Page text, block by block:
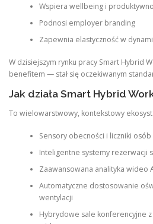
Wspiera wellbeing i
Podnosi employer branding
Zapewnia elastyczność w
W dzisiejszym rynku pracy Smart Hybrid
benefitem — stał się oczekiwanym
Jak działa Smart Hybrid
To wielowarstwowy, kontekstowy
Sensory obecności i liczniki
Inteligentne systemy rezerwacji
Zaawansowana analityka wideo
Automatyczne dostosowanie
wentylacji
Hybrydowe sale konferencyjne